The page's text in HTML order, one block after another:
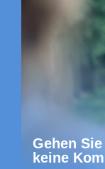
Gehen
keine